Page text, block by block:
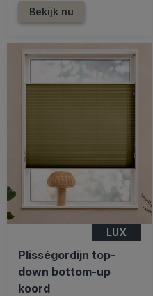
Bekijk nu
LUX
Plisségordijn top-
down bottom-up
koord